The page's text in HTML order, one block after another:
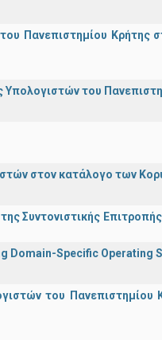
Πανεπιστημίου Κρήτης
του
στον κατάλογο των
Συντονιστικής
Domain-Specific Operating
του